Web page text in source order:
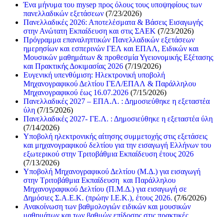
Ένα μήνυμα του mysep προς όλους τους υποψηφίους των
πανελλαδικών εξετάσεων (7/23/2026)
Πανελλαδικές 2026: Αποτελέσματα & Βάσεις Εισαγωγής
στην Ανώτατη Εκπαίδευση και στις ΣΑΕΚ (7/23/2026)
Πρόγραμμα επαναληπτικών Πανελλαδικών εξετάσεων
ημερησίων και εσπερινών ΓΕΛ και ΕΠΑΛ, Ειδικών και
Μουσικών μαθημάτων & προθεσμία Υγειονομικής Εξέτασης
και Πρακτικής Δοκιμασίας 2026 (7/19/2026)
Ευγενική υπενθύμιση: Ηλεκτρονική υποβολή
Μηχανογραφικού Δελτίου ΓΕΛ/ΕΠΑΛ & Παράλληλου
Μηχανογραφικού έως 16.07.2026 (7/15/2026)
Πανελλαδικές 2027 – ΕΠΑ.Λ. : Δημοσιεύθηκε η εξεταστέα
ύλη (7/15/2026)
Πανελλαδικές 2027- ΓΕ.Λ. : Δημοσιεύθηκε η εξεταστέα ύλη
(7/14/2026)
Υποβολή ηλεκτρονικής αίτησης συμμετοχής στις εξετάσεις
και μηχανογραφικού δελτίου για την εισαγωγή Ελλήνων του
εξωτερικού στην Τριτοβάθμια Εκπαίδευση έτους 2026
(7/13/2026)
Υποβολή Μηχανογραφικού Δελτίου (Μ.Δ.) για εισαγωγή
στην Τριτοβάθμια Εκπαίδευση και Παράλληλου
Μηχανογραφικού Δελτίου (Π.Μ.Δ.) για εισαγωγή σε
Δημόσιες Σ.Α.Ε.Κ. (πρώην Ι.Ε.Κ.), έτους 2026. (7/6/2026)
Ανακοίνωση των βαθμολογιών ειδικών και μουσικών